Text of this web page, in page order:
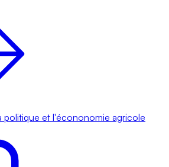
politique et l'écononomie agricole